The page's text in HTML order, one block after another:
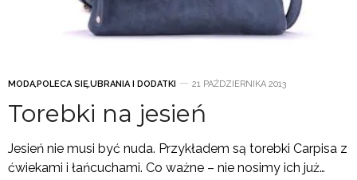
MODA,POLECA SIĘ,UBRANIA I DODATKI 21 PAŹDZIERNIKA 2013
Torebki na jesień
Jesień nie musi być nuda. Przykładem są torebki Carpisa z
ćwiekami i łańcuchami. Co ważne – nie nosimy ich już…